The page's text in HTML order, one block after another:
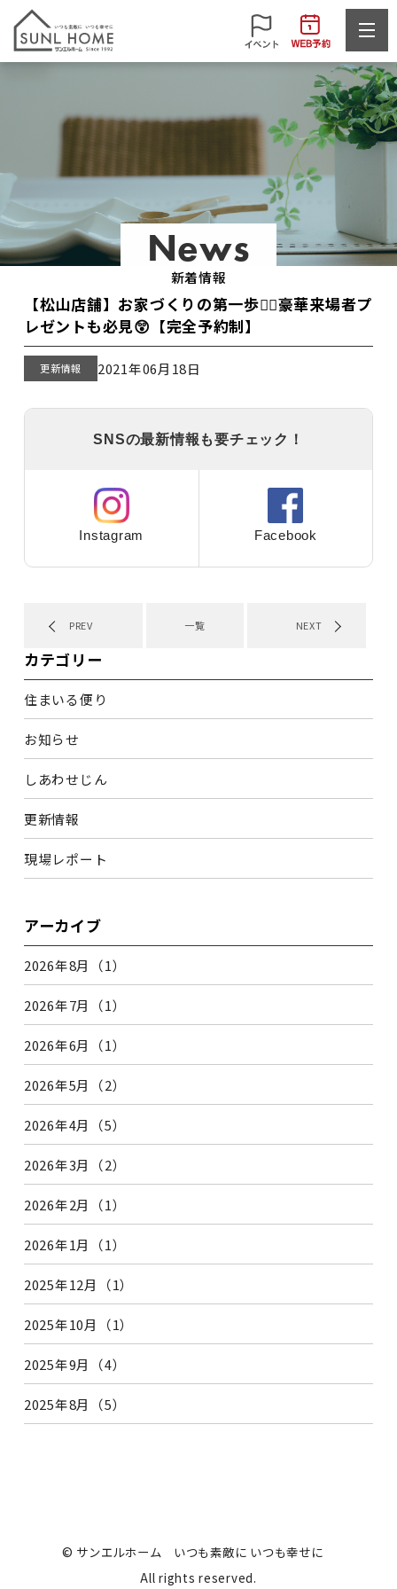
News
新着情報
【松山店舗】お家づくりの第一歩🏃‍♀️豪華来場者プ
レゼントも必見😲【完全予約制】
更新情報 2021年06月18日
SNSの最新情報も要チェック！
Instagram Facebook
PREV 一覧 NEXT
カテゴリー
住まいる便り
お知らせ
しあわせじん
更新情報
現場レポート
アーカイブ
2026年8月（1）
2026年7月（1）
2026年6月（1）
2026年5月（2）
2026年4月（5）
2026年3月（2）
2026年2月（1）
2026年1月（1）
2025年12月（1）
2025年10月（1）
2025年9月（4）
2025年8月（5）
© サンエルホーム いつも素敵に いつも幸せに
All rights reserved.